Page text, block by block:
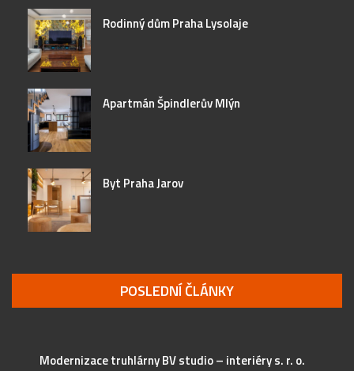
Rodinný dům Praha Lysolaje
Apartmán Špindlerův Mlýn
Byt Praha Jarov
POSLEDNÍ ČLÁNKY
Modernizace truhlárny BV studio – interiéry s. r. o.